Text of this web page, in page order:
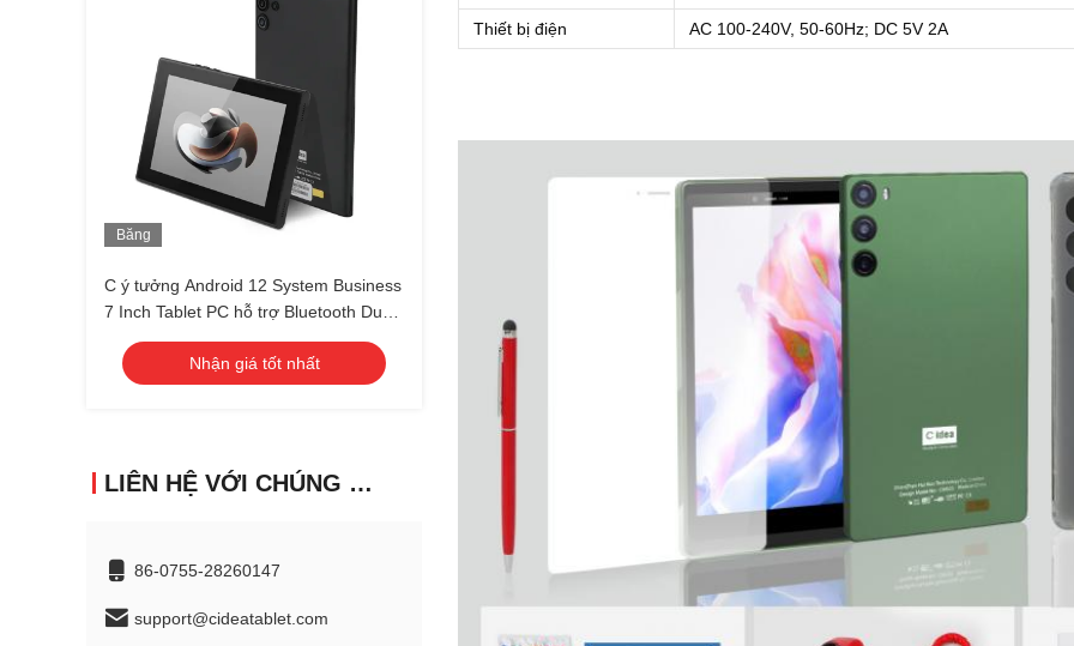
Băng
C ý tưởng Android 12 System Business
7 Inch Tablet PC hỗ trợ Bluetooth Dual
Card Calling với bàn phím CM522
Nhận giá tốt nhất
LIÊN HỆ VỚI CHÚNG TÔI
86-0755-28260147
support@cideatablet.com
Thiết bị điện AC 100-240V, 50-60Hz; DC 5V 2A